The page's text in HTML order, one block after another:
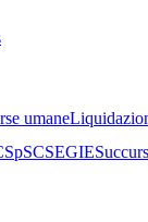
umane
SCSEGIE